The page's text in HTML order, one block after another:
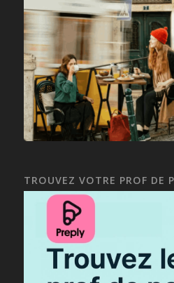
TROUVEZ VOTRE PROF DE